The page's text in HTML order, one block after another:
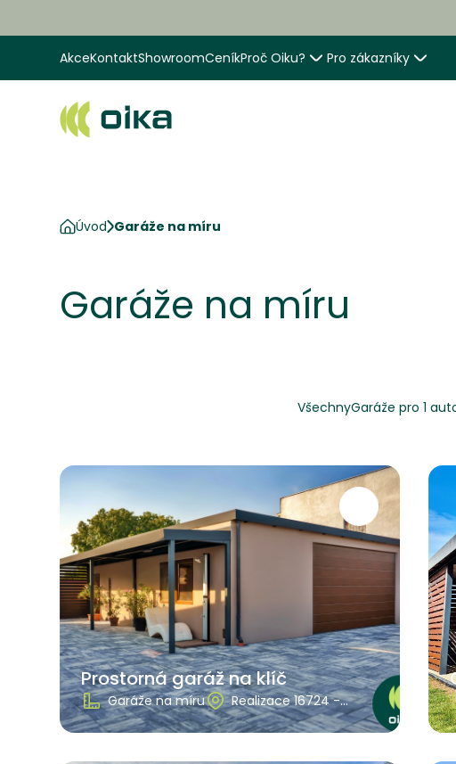
AkceKontaktShowroomCeníkProč Oiku? Pro zákazníky
Úvod Garáže na míru
Garáže na míru
VšechnyGaráže pro 1
Prostorná garáž na klíč
Garáže na míru
Realizace 16724 -
Slovensko